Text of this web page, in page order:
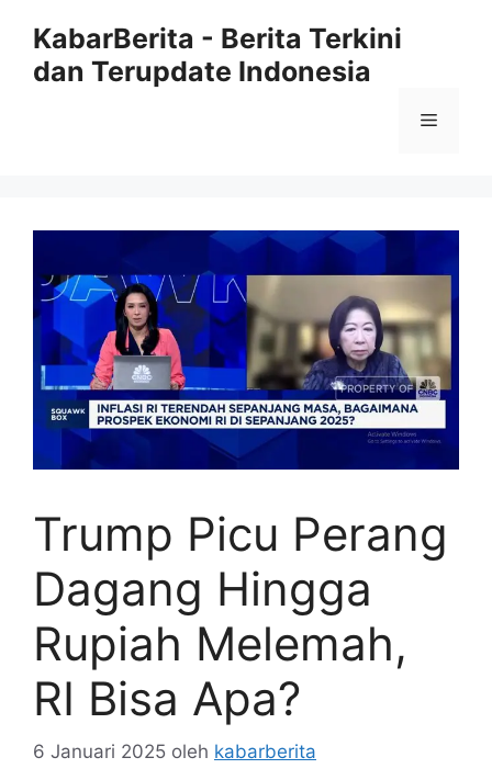
KabarBerita - Berita Terkini
dan Terupdate Indonesia
Menu
Trump Picu Perang
Dagang Hingga
Rupiah Melemah,
RI Bisa Apa?
6 Januari 2025 oleh kabarberita